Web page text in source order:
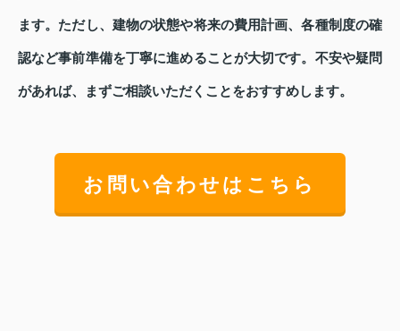
ます。ただし、建物の状態や将来の費用計画、各種制度の確
認など事前準備を丁寧に進めることが大切です。不安や疑問
があれば、まずご相談いただくことをおすすめします。
お問い合わせはこちら